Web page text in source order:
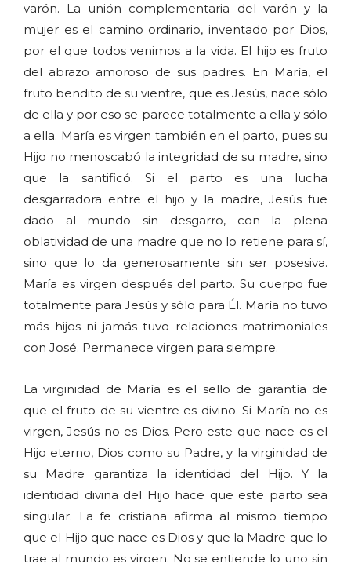
varón. La unión complementaria del varón y la
mujer es el camino ordinario, inventado por Dios,
por el que todos venimos a la vida. El hijo es fruto
del abrazo amoroso de sus padres. En María, el
fruto bendito de su vientre, que es Jesús, nace sólo
de ella y por eso se parece totalmente a ella y sólo
a ella. María es virgen también en el parto, pues su
Hijo no menoscabó la integridad de su madre, sino
que la santificó. Si el parto es una lucha
desgarradora entre el hijo y la madre, Jesús fue
dado al mundo sin desgarro, con la plena
oblatividad de una madre que no lo retiene para sí,
sino que lo da generosamente sin ser posesiva.
María es virgen después del parto. Su cuerpo fue
totalmente para Jesús y sólo para Él. María no tuvo
más hijos ni jamás tuvo relaciones matrimoniales
con José. Permanece virgen para siempre.
La virginidad de María es el sello de garantía de
que el fruto de su vientre es divino. Si María no es
virgen, Jesús no es Dios. Pero este que nace es el
Hijo eterno, Dios como su Padre, y la virginidad de
su Madre garantiza la identidad del Hijo. Y la
identidad divina del Hijo hace que este parto sea
singular. La fe cristiana afirma al mismo tiempo
que el Hijo que nace es Dios y que la Madre que lo
trae al mundo es virgen. No se entiende lo uno sin